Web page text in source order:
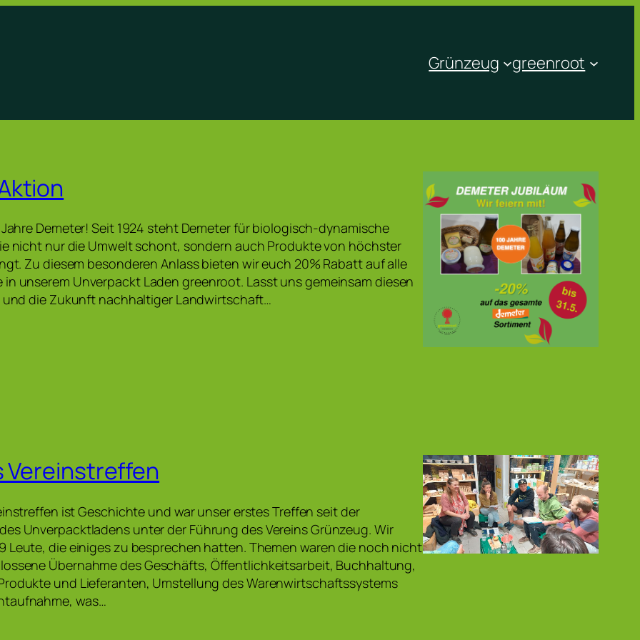
Grünzeug greenroot
Demeter! Seit 1924 steht Demeter für biologisch-dynamische
nicht nur die Umwelt schont, sondern auch Produkte von höchster
Zu diesem besonderen Anlass bieten wir euch 20% Rabatt auf alle
in unserem Unverpackt Laden greenroot. Lasst uns gemeinsam diesen
und die Zukunft nachhaltiger Landwirtschaft…
Vereinstreffen
ist Geschichte und war unser erstes Treffen seit der
Unverpacktladens unter der Führung des Vereins Grünzeug. Wir
Leute, die einiges zu besprechen hatten. Themen waren die noch nicht
Übernahme des Geschäfts, Öffentlichkeitsarbeit, Buchhaltung,
und Lieferanten, Umstellung des Warenwirtschaftssystems
was…